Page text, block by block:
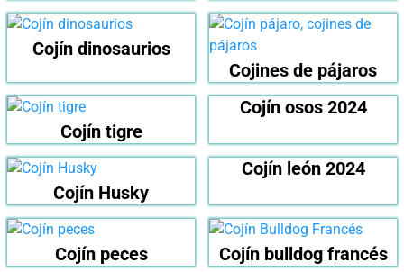
Cojín dinosaurios
Cojines de pájaros
Cojín tigre
Cojín osos 2024
Cojín Husky
Cojín león 2024
Cojín peces
Cojín bulldog francés